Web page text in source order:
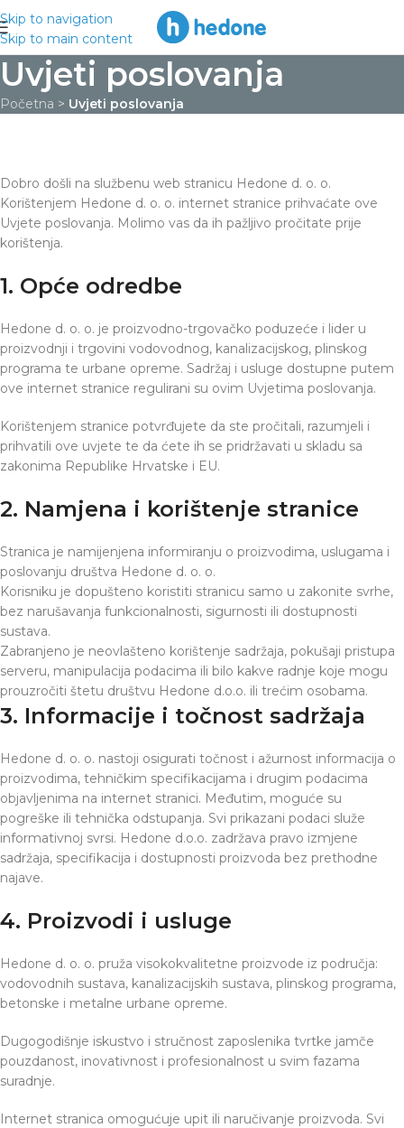
Skip to navigation
Skip to main content
Uvjeti poslovanja
Početna > Uvjeti poslovanja
Dobro došli na službenu web stranicu Hedone d. o. o.
Korištenjem Hedone d. o. o. internet stranice prihvaćate ove
Uvjete poslovanja. Molimo vas da ih pažljivo pročitate prije
korištenja.
1. Opće odredbe
Hedone d. o. o. je proizvodno-trgovačko poduzeće i lider u
proizvodnji i trgovini vodovodnog, kanalizacijskog, plinskog
programa te urbane opreme. Sadržaj i usluge dostupne putem
ove internet stranice regulirani su ovim Uvjetima poslovanja.
Korištenjem stranice potvrđujete da ste pročitali, razumjeli i
prihvatili ove uvjete te da ćete ih se pridržavati u skladu sa
zakonima Republike Hrvatske i EU.
2. Namjena i korištenje stranice
Stranica je namijenjena informiranju o proizvodima, uslugama i
poslovanju društva Hedone d. o. o.
Korisniku je dopušteno koristiti stranicu samo u zakonite svrhe,
bez narušavanja funkcionalnosti, sigurnosti ili dostupnosti
sustava.
Zabranjeno je neovlašteno korištenje sadržaja, pokušaji pristupa
serveru, manipulacija podacima ili bilo kakve radnje koje mogu
prouzročiti štetu društvu Hedone d.o.o. ili trećim osobama.
3. Informacije i točnost sadržaja
Hedone d. o. o. nastoji osigurati točnost i ažurnost informacija o
proizvodima, tehničkim specifikacijama i drugim podacima
objavljenima na internet stranici. Međutim, moguće su
pogreške ili tehnička odstupanja. Svi prikazani podaci služe
informativnoj svrsi. Hedone d.o.o. zadržava pravo izmjene
sadržaja, specifikacija i dostupnosti proizvoda bez prethodne
najave.
4. Proizvodi i usluge
Hedone d. o. o. pruža visokokvalitetne proizvode iz područja:
vodovodnih sustava, kanalizacijskih sustava, plinskog programa,
betonske i metalne urbane opreme.
Dugogodišnje iskustvo i stručnost zaposlenika tvrtke jamče
pouzdanost, inovativnost i profesionalnost u svim fazama
suradnje.
Internet stranica omogućuje upit ili naručivanje proizvoda. Svi